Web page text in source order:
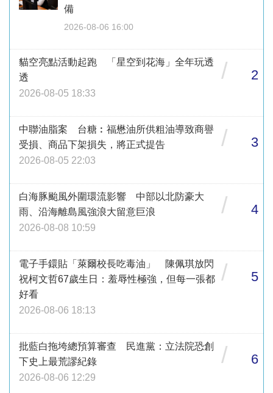
備
2026-08-06 16:00
貓空亮點活動起跑 「星空到花海」全年玩透
透
2026-08-05 18:33
/ 2
中聯油脂案 台糖︰福懋油所供粗油導致商譽
受損、商品下架損失，將正式提告
2026-08-05 22:03
/ 3
白海豚颱風外圍環流影響 中部以北防豪大
雨、沿海離島風強浪大留意巨浪
2026-08-08 10:59
/ 4
電子手鐶貼「萊爾校長吃毒油」 陳佩琪放閃
祝柯文哲67歲生日：羞辱性極強，但每一張都
好看
2026-08-06 18:13
/ 5
批藍白拖垮總預算審查 民進黨：立法院恐創
下史上最荒謬紀錄
2026-08-06 12:29
/ 6